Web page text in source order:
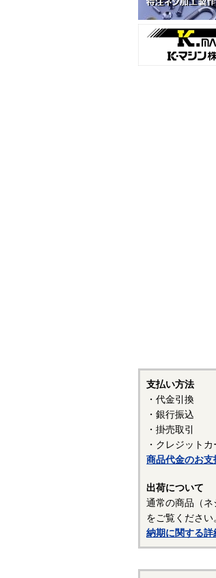
支払い方法
・代金引換
・銀行振込
・掛売取引
・クレジットカ
商品代金のお支
出荷について
通常の商品（
をご覧ください
納期に関する詳